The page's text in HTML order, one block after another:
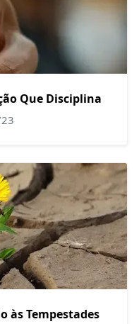
Que Disciplina
às Tempestades